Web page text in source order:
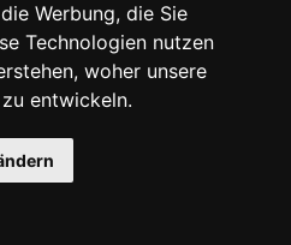
Werbung, die Sie
Technologien nutzen
woher unsere
entwickeln.